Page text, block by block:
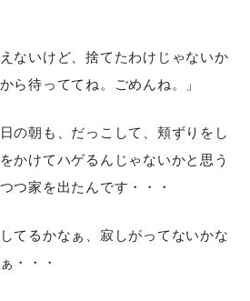
ないけど、捨てたわけじゃないか
ら待っててね。ごめんね。」
の朝も、だっこして、頬ずりをし
かけてハゲるんじゃないかと思う
つ家を出たんです・・・
てるかなぁ、寂しがってないかな
・・・